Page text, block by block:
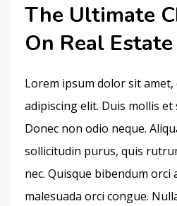
The Ultimate
On Real Estate
Lorem ipsum dolor sit
adipiscing elit. Duis mollis et
Donec non odio neque.
sollicitudin purus, quis
nec. Quisque bibendum orci
malesuada orci congue.